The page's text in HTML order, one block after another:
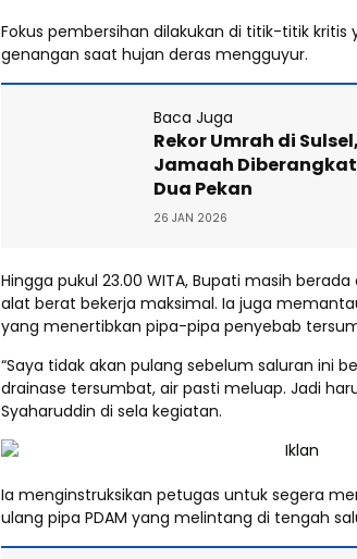
Fokus pembersihan dilakukan di titik-titik
genangan saat hujan deras mengguyur.
Baca Juga
Rekor Umrah di
Jamaah
Dua Pekan
26 JAN 2026
Hingga pukul 23.00 WITA, Bupati masih
alat berat bekerja maksimal. Ia juga
yang menertibkan pipa-pipa penyebab
“Saya tidak akan pulang sebelum saluran ini
drainase tersumbat, air pasti meluap. Jadi
Syaharuddin di sela kegiatan.
Ia menginstruksikan petugas untuk segera
ulang pipa PDAM yang melintang di tengah